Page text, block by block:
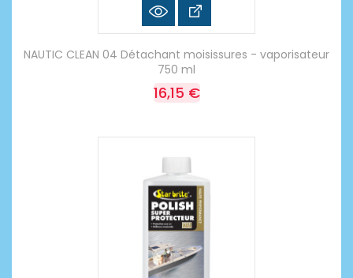
NAUTIC CLEAN 04 Détachant moisissures - vaporisateur
750 ml
16,15 €